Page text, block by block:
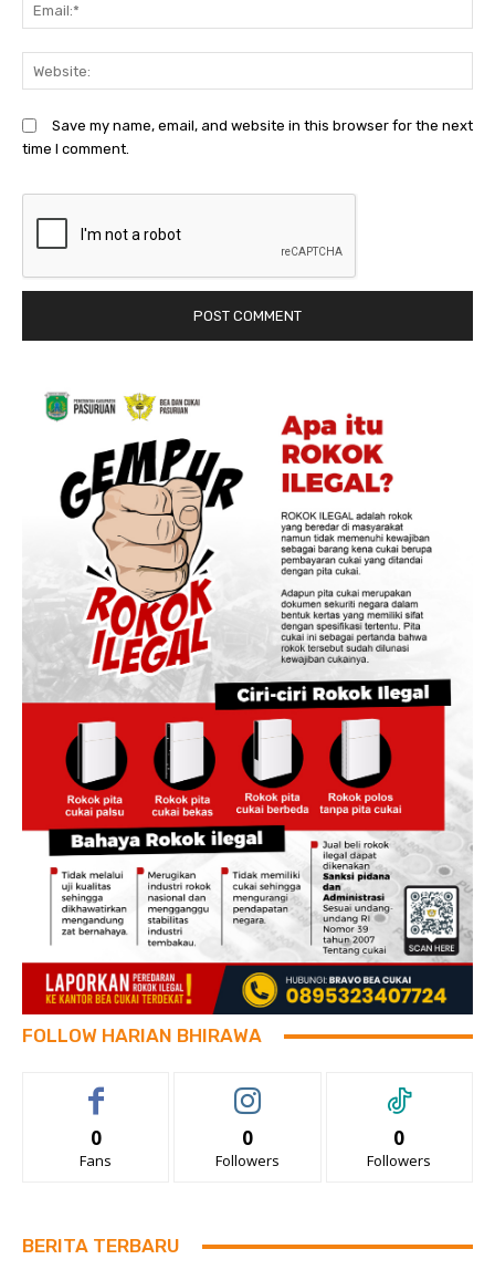
Save my name, email, and website in this browser for the next
time I comment.
FOLLOW HARIAN BHIRAWA
0
Fans
0
Followers
0
Followers
BERITA TERBARU